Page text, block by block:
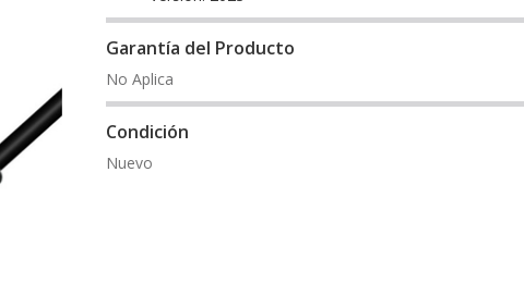
Garantía del Producto
No Aplica
Condición
Nuevo